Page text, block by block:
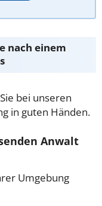
nach einem
bei unseren
in guten Händen.
Anwalt
Umgebung